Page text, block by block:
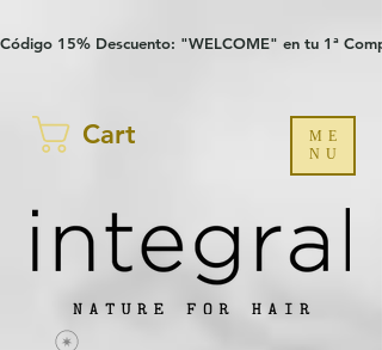
Código 15% Descuento: "WELCOME" en tu 1ª
Cart
ME
NU